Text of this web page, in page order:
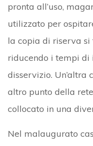
pronta all’uso,
utilizzato per
la copia di riserva
riducendo i tempi di
disservizio. Un’altra
altro punto della
collocato in una
Nel malaugurato